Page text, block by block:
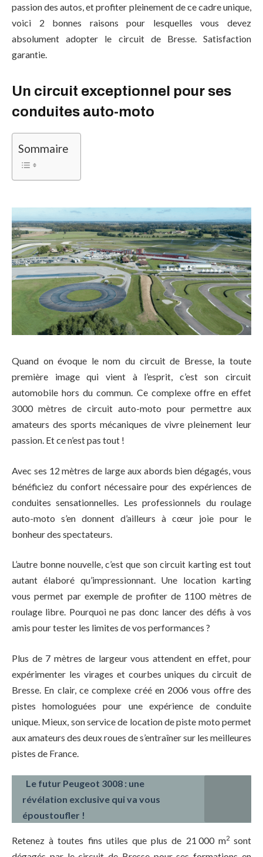
passion des autos, et profiter pleinement de ce cadre unique,
voici 2 bonnes raisons pour lesquelles vous devez
absolument adopter le circuit de Bresse. Satisfaction
garantie.
Un circuit exceptionnel pour ses
conduites auto-moto
Sommaire
Quand on évoque le nom du circuit de Bresse, la toute
première image qui vient à l’esprit, c’est son circuit
automobile hors du commun. Ce complexe offre en effet
3000 mètres de circuit auto-moto pour permettre aux
amateurs des sports mécaniques de vivre pleinement leur
passion. Et ce n’est pas tout !
Avec ses 12 mètres de large aux abords bien dégagés, vous
bénéficiez du confort nécessaire pour des expériences de
conduites sensationnelles. Les professionnels du roulage
auto-moto s’en donnent d’ailleurs à cœur joie pour le
bonheur des spectateurs.
L’autre bonne nouvelle, c’est que son circuit karting est tout
autant élaboré qu’impressionnant. Une location karting
vous permet par exemple de profiter de 1100 mètres de
roulage libre. Pourquoi ne pas donc lancer des défis à vos
amis pour tester les limites de vos performances ?
Plus de 7 mètres de largeur vous attendent en effet, pour
expérimenter les virages et courbes uniques du circuit de
Bresse. En clair, ce complexe créé en 2006 vous offre des
pistes homologuées pour une expérience de conduite
unique. Mieux, son service de location de piste moto permet
aux amateurs des deux roues de s’entraîner sur les meilleures
pistes de France.
Le futur Peugeot 3008 : une
révélation exclusive qui va vous
époustoufler !
Retenez à toutes fins utiles que plus de 21 000 m2sont